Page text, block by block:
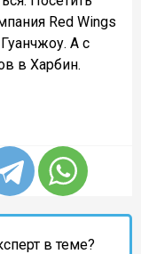
Red Wings
А с
в Харбин.
в теме?